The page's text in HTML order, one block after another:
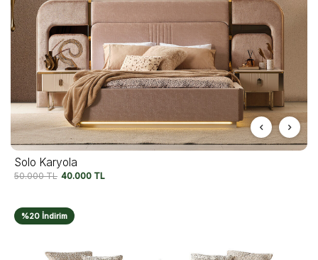
Solo Karyola
50.000TL 40.000 TL
%20 İndirim